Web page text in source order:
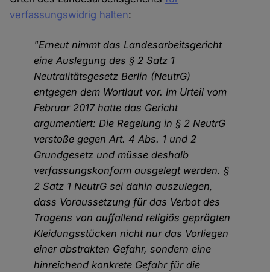
verfassungswidrig halten:
"Erneut nimmt das Landesarbeitsgericht
eine Auslegung des § 2 Satz 1
Neutralitätsgesetz Berlin (NeutrG)
entgegen dem Wortlaut vor. Im Urteil vom
Februar 2017 hatte das Gericht
argumentiert: Die Regelung in § 2 NeutrG
verstoße gegen Art. 4 Abs. 1 und 2
Grundgesetz und müsse deshalb
verfassungskonform ausgelegt werden. §
2 Satz 1 NeutrG sei dahin auszulegen,
dass Voraussetzung für das Verbot des
Tragens von auffallend religiös geprägten
Kleidungsstücken nicht nur das Vorliegen
einer abstrakten Gefahr, sondern eine
hinreichend konkrete Gefahr für die